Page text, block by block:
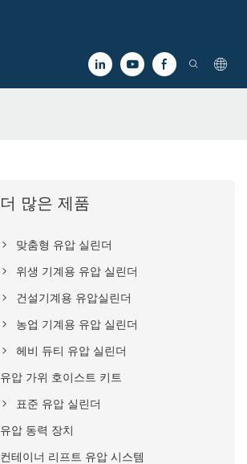
더 많은 제품
맞춤형 유압 실린더
위생 기계용 유압 실린더
건설기계용 유압실린더
농업 기계용 유압 실린더
헤비 듀티 유압 실린더
유압 가위 호이스트 키트
표준 유압 실린더
유압 동력 장치
컨테이너 리프트 유압 시스템